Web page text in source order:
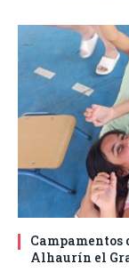
Campamentos
Alhaurín el